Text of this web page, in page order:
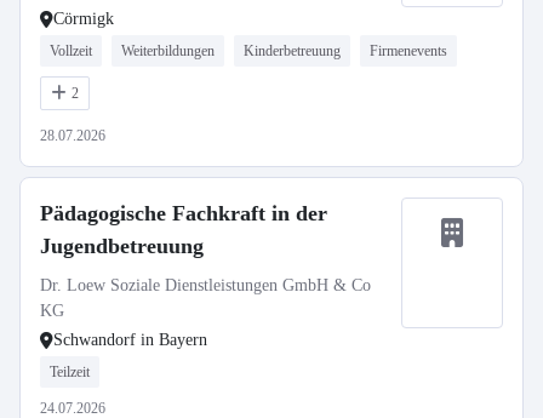
Cörmigk
Vollzeit Weiterbildungen Kinderbetreuung Firmenevents
2
28.07.2026
Pädagogische Fachkraft in der
Jugendbetreuung
Dr. Loew Soziale Dienstleistungen GmbH & Co
KG
Schwandorf in Bayern
Teilzeit
24.07.2026